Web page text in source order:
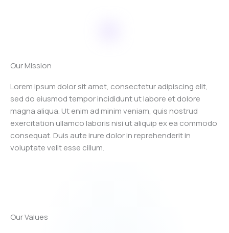
Our Mission
Lorem ipsum dolor sit amet, consectetur adipiscing elit,
sed do eiusmod tempor incididunt ut labore et dolore
magna aliqua. Ut enim ad minim veniam, quis nostrud
exercitation ullamco laboris nisi ut aliquip ex ea commodo
consequat. Duis aute irure dolor in reprehenderit in
voluptate velit esse cillum.
Our Values